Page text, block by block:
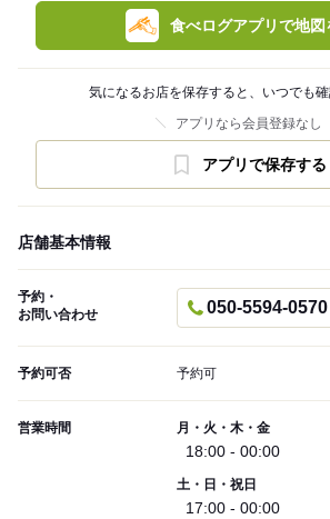
食べログアプリで地図
気になるお店を保存すると、いつでも確
アプリなら会員登録なし
アプリで保存する
店舗基本情報
予約・
お問い合わせ
050-5594-0570
予約可否 予約可
営業時間 月・火・木・金
18:00 - 00:00
土・日・祝日
17:00 - 00:00